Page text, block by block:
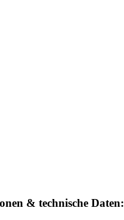
& technische Daten: